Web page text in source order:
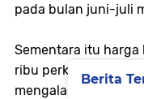
pada bulan juni-juli
Sementara itu
ribu perkilogram
mengalami
Berita